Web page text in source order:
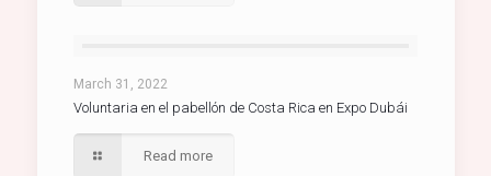
March 31, 2022
Voluntaria en el pabellón de Costa Rica en Expo Dubái
Read more